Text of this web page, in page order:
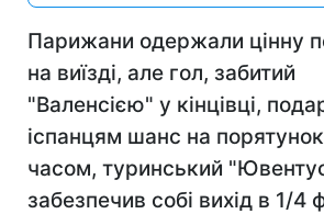
Парижани одержали цінну
на виїзді, але гол, забитий
"Валенсією" у кінцівці,
іспанцям шанс на
часом, туринський
забезпечив собі вихід в 1/4